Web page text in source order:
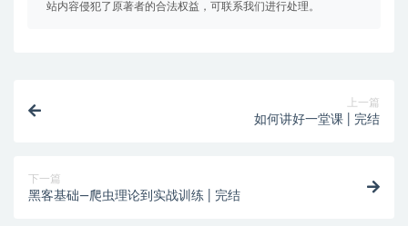
站内容侵犯了原著者的合法权益，可联系我们进行处理。
上一篇
如何讲好一堂课 | 完结
下一篇
黑客基础—爬虫理论到实战训练 | 完结